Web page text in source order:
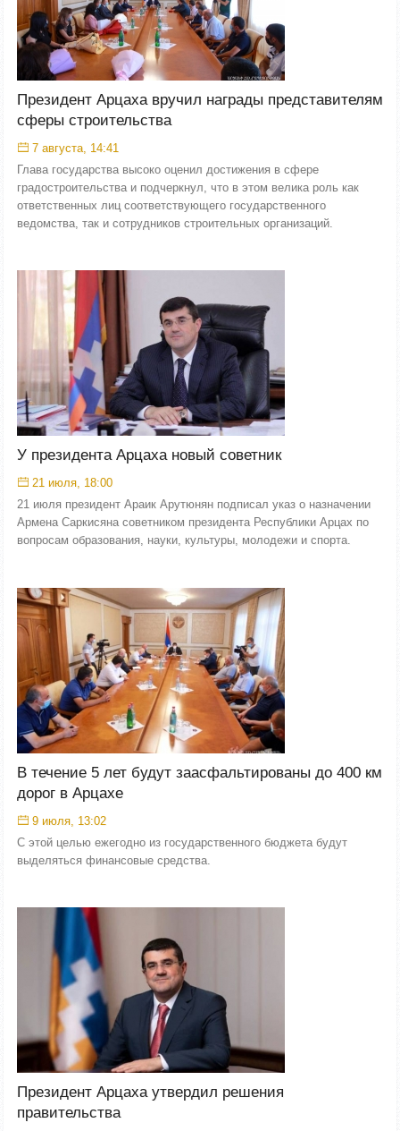
Президент Арцаха вручил награды представителям
сферы строительства
7 августа, 14:41
Глава государства высоко оценил достижения в сфере
градостроительства и подчеркнул, что в этом велика роль как
ответственных лиц соответствующего государственного
ведомства, так и сотрудников строительных организаций.
У президента Арцаха новый советник
21 июля, 18:00
21 июля президент Араик Арутюнян подписал указ о назначении
Армена Саркисяна советником президента Республики Арцах по
вопросам образования, науки, культуры, молодежи и спорта.
В течение 5 лет будут заасфальтированы до 400 км
дорог в Арцахе
9 июля, 13:02
С этой целью ежегодно из государственного бюджета будут
выделяться финансовые средства.
Президент Арцаха утвердил решения
правительства